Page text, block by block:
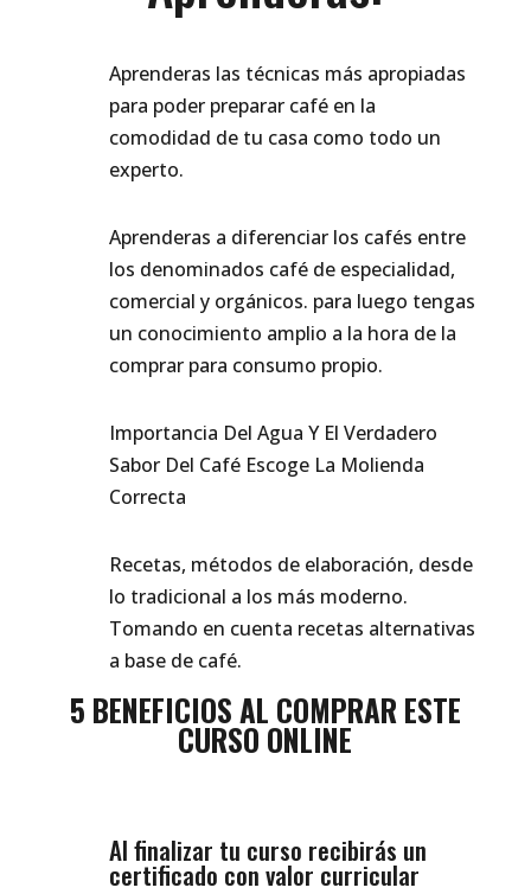
Aprenderas las técnicas más apropiadas
para poder preparar café en la
comodidad de tu casa como todo un
experto.
Aprenderas a diferenciar los cafés entre
los denominados café de especialidad,
comercial y orgánicos. para luego tengas
un conocimiento amplio a la hora de la
comprar para consumo propio.
Importancia Del Agua Y El Verdadero
Sabor Del Café Escoge La Molienda
Correcta
Recetas, métodos de elaboración, desde
lo tradicional a los más moderno.
Tomando en cuenta recetas alternativas
a base de café.
5 BENEFICIOS AL COMPRAR ESTE
CURSO ONLINE
Al finalizar tu curso recibirás un
certificado con valor curricular